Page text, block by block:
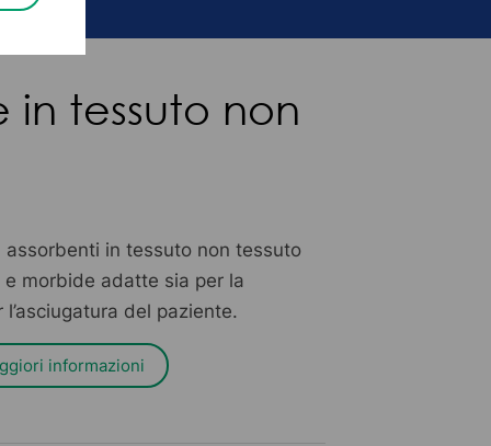
in tessuto non
in tessuto non tessuto
morbide adatte sia per la
del paziente.
informazioni